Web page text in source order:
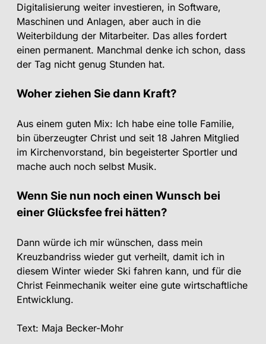
Digitalisierung weiter investieren, in Software,
Maschinen und Anlagen, aber auch in die
Weiterbildung der Mitarbeiter. Das alles fordert
einen permanent. Manchmal denke ich schon, dass
der Tag nicht genug Stunden hat.
Woher ziehen Sie dann Kraft?
Aus einem guten Mix: Ich habe eine tolle Familie,
bin überzeugter Christ und seit 18 Jahren Mitglied
im Kirchenvorstand, bin begeisterter Sportler und
mache auch noch selbst Musik.
Wenn Sie nun noch einen Wunsch bei
einer Glücksfee frei hätten?
Dann würde ich mir wünschen, dass mein
Kreuzbandriss wieder gut verheilt, damit ich in
diesem Winter wieder Ski fahren kann, und für die
Christ Feinmechanik weiter eine gute wirtschaftliche
Entwicklung.
Text: Maja Becker-Mohr